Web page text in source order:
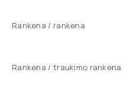
Rankena / rankena
Rankena / traukimo rankena